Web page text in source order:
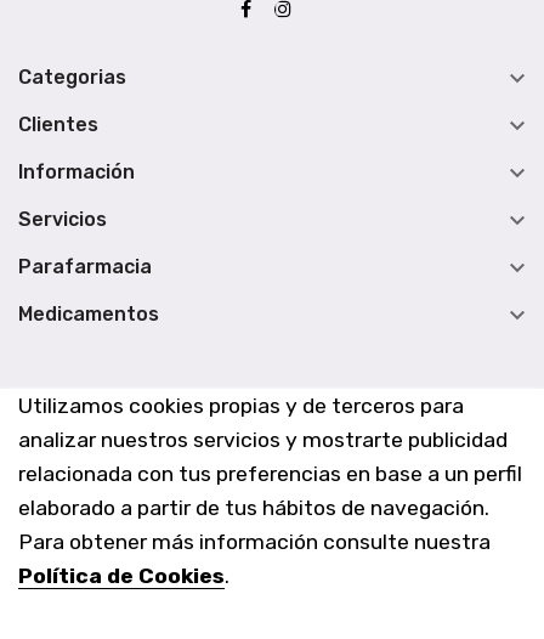
Utilizamos cookies propias y de terceros para
analizar nuestros servicios y mostrarte publicidad
relacionada con tus preferencias en base a un perfil
elaborado a partir de tus hábitos de navegación.
Para obtener más información consulte nuestra
Política de Cookies.
Categorias 
Clientes 
Información 
Servicios 
Parafarmacia 
Medicamentos 